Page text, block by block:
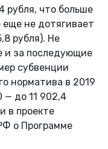
рубля, что больше
не дотягивает
рубля). Не
и за последующие
субвенции
норматива в 2019
— до 11 902,4
в проекте
о Программе